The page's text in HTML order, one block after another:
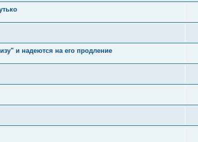
и надеются на его продление